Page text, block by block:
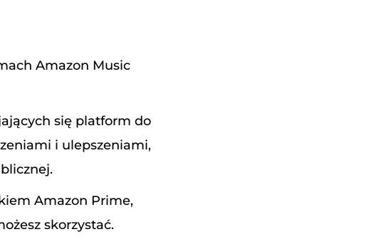
Amazon Music
się platform do
i ulepszeniami,
Amazon Prime,
skorzystać.